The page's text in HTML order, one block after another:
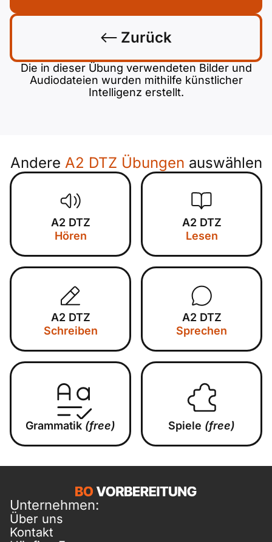
Zurück
Die in dieser Übung verwendeten Bilder und
Audiodateien wurden mithilfe künstlicher
Intelligenz erstellt.
Andere A2 DTZ Übungen auswählen
A2 DTZ
Hören
A2 DTZ
Lesen
A2 DTZ
Schreiben
A2 DTZ
Sprechen
Grammatik (free) Spiele (free)
Unternehmen:
Über uns
Kontakt